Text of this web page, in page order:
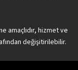
amaçlıdır, hizmet ve
değişitirilebilir.